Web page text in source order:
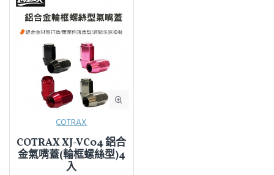
COTRAX
COTRAX XJ-VC04 鋁合
金氣嘴蓋(輪框螺絲型)4
入